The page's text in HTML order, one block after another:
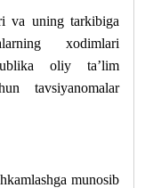
va uning tarkibiga
xodimlari
oliy ta’lim
tavsiyanomalar
munosib